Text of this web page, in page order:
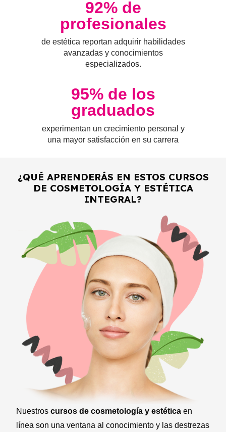
92% de
profesionales
de estética reportan adquirir habilidades
avanzadas y conocimientos
especializados.
95% de los
graduados
experimentan un crecimiento personal y
una mayor satisfacción en su carrera
¿QUÉ APRENDERÁS EN ESTOS CURSOS
DE COSMETOLOGÍA Y ESTÉTICA
INTEGRAL?
Nuestros cursos de cosmetología y estética en
línea son una ventana al conocimiento y las destrezas